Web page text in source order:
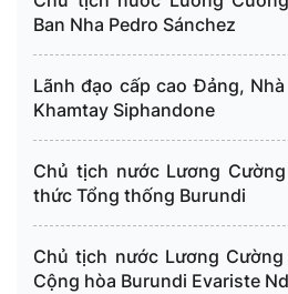
Ban Nha Pedro Sánchez
Lãnh đạo cấp cao Đảng,
Khamtay Siphandone
Chủ tịch nước Lương
thức Tổng thống Burundi
Chủ tịch nước Lương
Cộng hòa Burundi Evariste